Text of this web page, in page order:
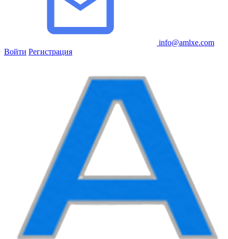
info@amlxe.com
Войти Регистрация